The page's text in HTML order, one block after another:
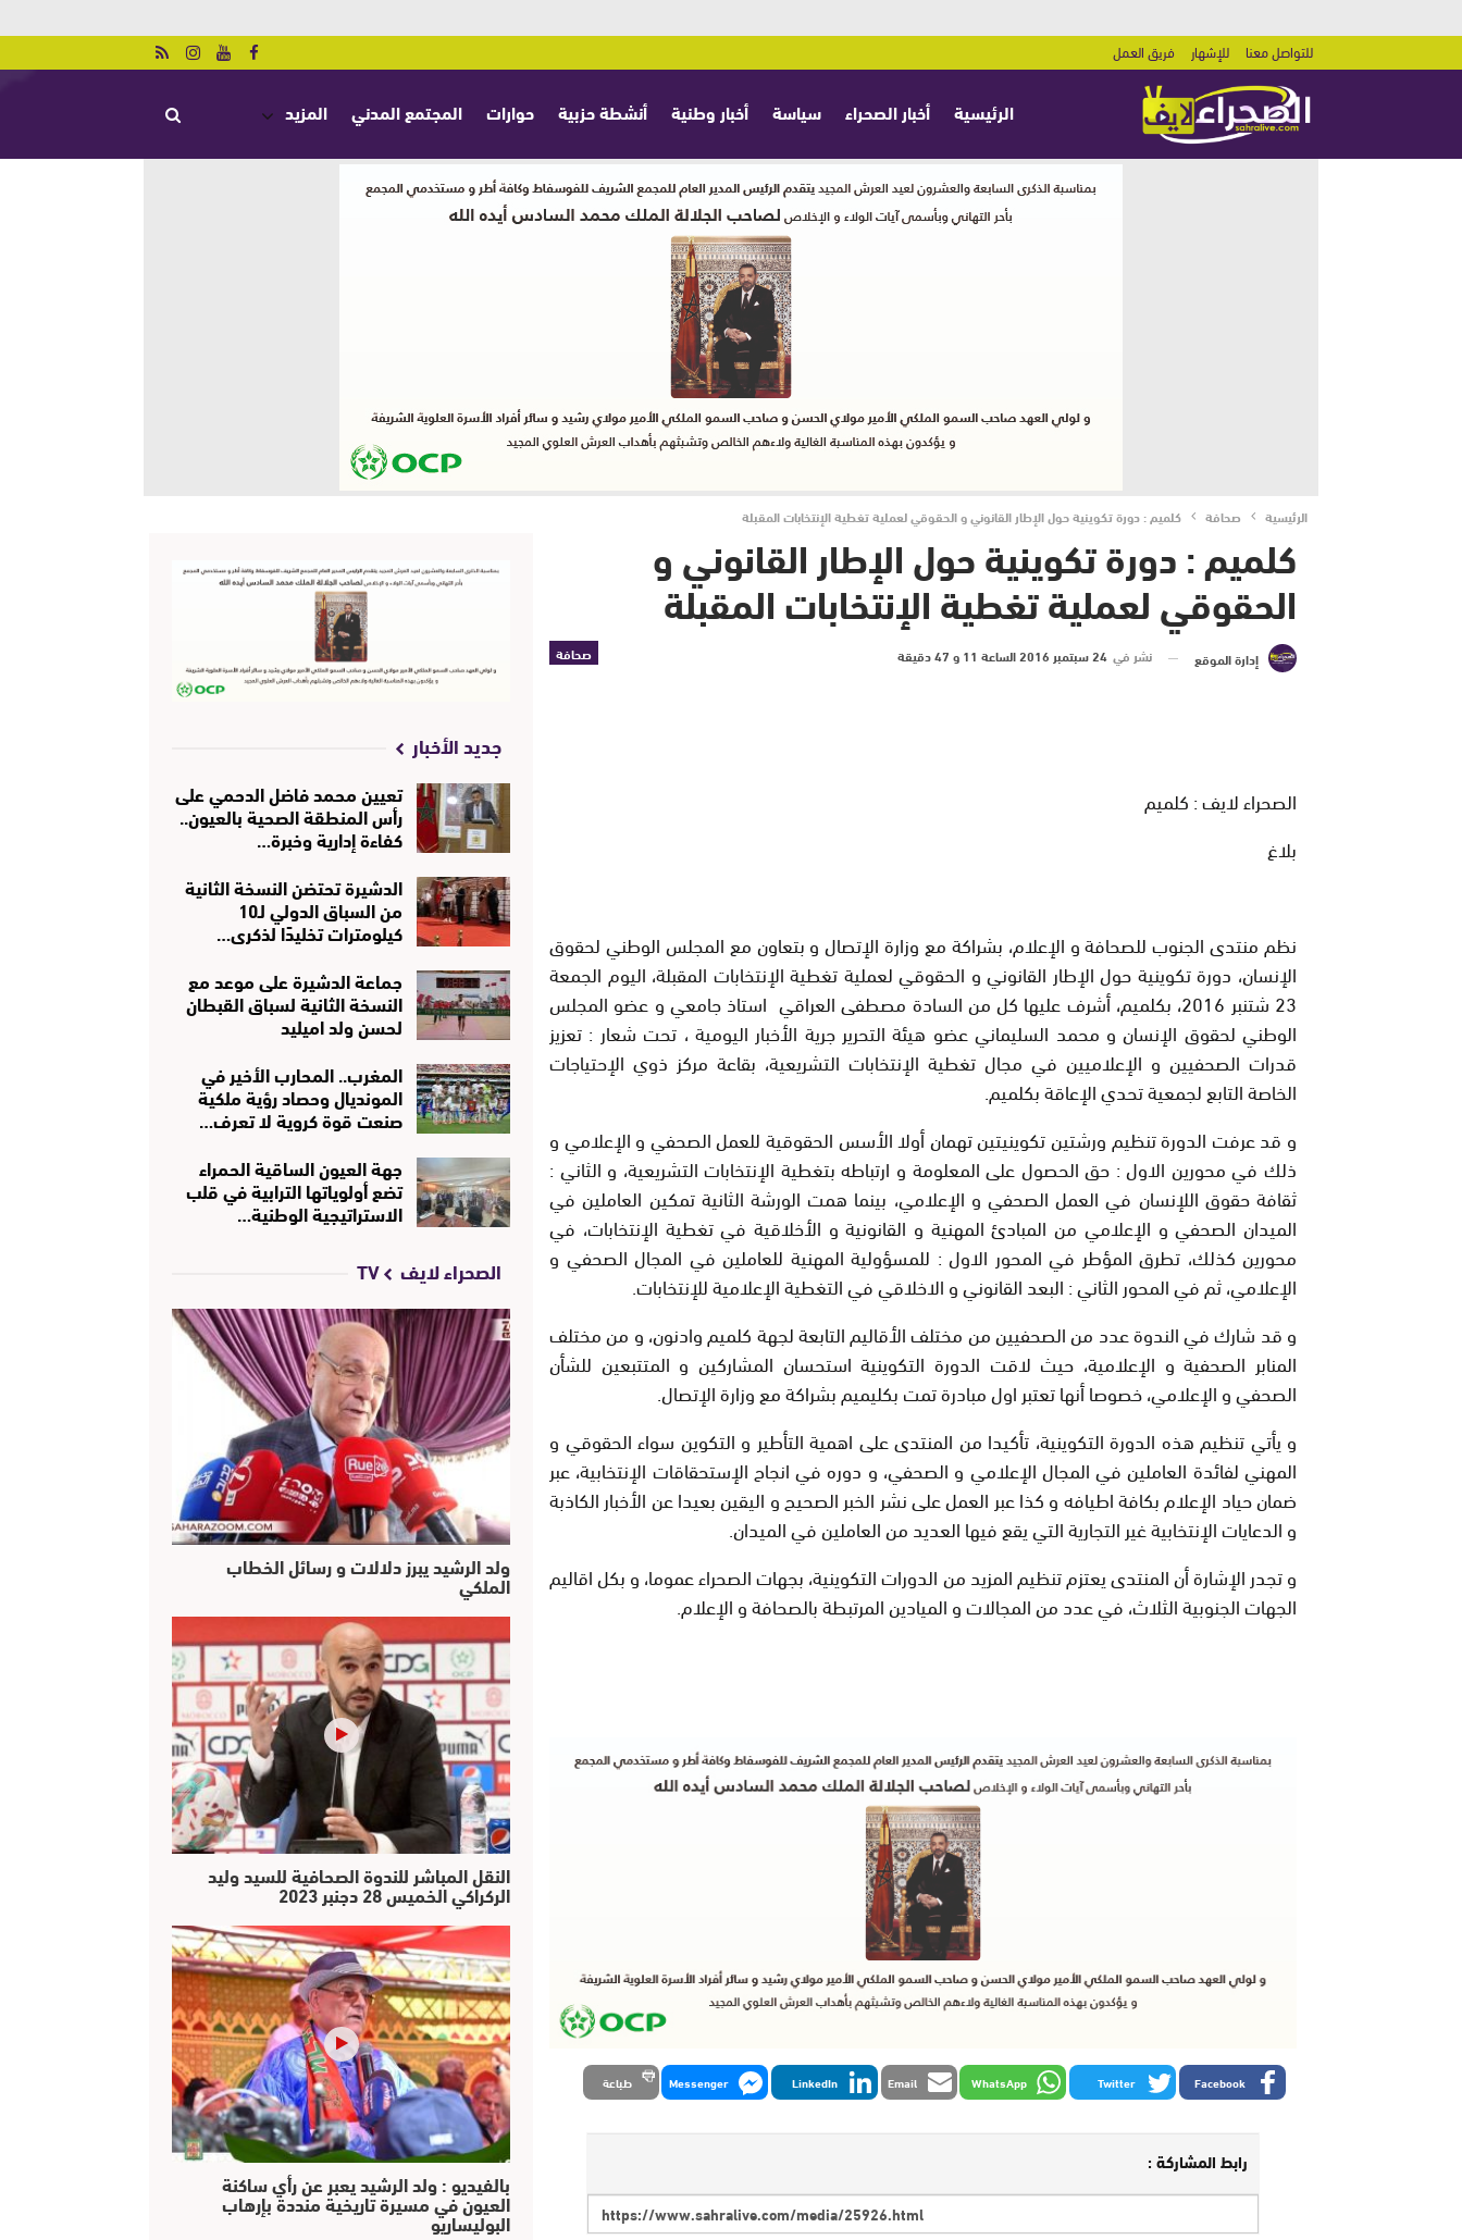
للتواصل معنا للإشهار فريق العمل
الرئيسية أخبار الصحراء سياسة أخبار وطنية أنشطة حزبية حوارات المجتمع المدني المزيد
الرئيسية صحافة كلميم : دورة تكوينية حول الإطار القانوني و الحقوقي لعملية تغطية الإنتخابات المقبلة
كلميم : دورة تكوينية حول الإطار القانوني و
الحقوقي لعملية تغطية الإنتخابات المقبلة
صحافة إدارة الموقع نشر في 24 سبتمبر 2016 الساعة 11 و 47 دقيقة
الصحراء لايف : كلميم
بلاغ
نظم منتدى الجنوب للصحافة و الإعلام، بشراكة مع وزارة الإتصال و بتعاون مع المجلس الوطني لحقوق
الإنسان، دورة تكوينية حول الإطار القانوني و الحقوقي لعملية تغطية الإنتخابات المقبلة، اليوم الجمعة
23 شتنبر 2016، بكلميم، أشرف عليها كل من السادة مصطفى العراقي استاذ جامعي و عضو المجلس
الوطني لحقوق الإنسان و محمد السليماني عضو هيئة التحرير جرية الأخبار اليومية ، تحت شعار : تعزيز
قدرات الصحفيين و الإعلاميين في مجال تغطية الإنتخابات التشريعية، بقاعة مركز ذوي الإحتياجات
الخاصة التابع لجمعية تحدي الإعاقة بكلميم.
و قد عرفت الدورة تنظيم ورشتين تكوينيتين تهمان أولا الأسس الحقوقية للعمل الصحفي و الإعلامي و
ذلك في محورين الاول : حق الحصول على المعلومة و ارتباطه بتغطية الإنتخابات التشريعية، و الثاني :
ثقافة حقوق اللإنسان في العمل الصحفي و الإعلامي، بينما همت الورشة الثانية تمكين العاملين في
الميدان الصحفي و الإعلامي من المبادئ المهنية و القانونية و الأخلاقية في تغطية الإنتخابات، في
محورين كذلك، تطرق المؤطر في المحور الاول : للمسؤولية المهنية للعاملين في المجال الصحفي و
الإعلامي، ثم في المحور الثاني : البعد القانوني و الاخلاقي في التغطية الإعلامية للإنتخابات.
و قد شارك في الندوة عدد من الصحفيين من مختلف الأقاليم التابعة لجهة كلميم وادنون، و من مختلف
المنابر الصحفية و الإعلامية، حيث لاقت الدورة التكوينية استحسان المشاركين و المتتبعين للشأن
الصحفي و الإعلامي، خصوصا أنها تعتبر اول مبادرة تمت بكليميم بشراكة مع وزارة الإتصال.
و يأتي تنظيم هذه الدورة التكوينية، تأكيدا من المنتدى على اهمية التأطير و التكوين سواء الحقوقي و
المهني لفائدة العاملين في المجال الإعلامي و الصحفي، و دوره في انجاح الإستحقاقات الإنتخابية، عبر
ضمان حياد الإعلام بكافة اطيافه و كذا عبر العمل على نشر الخبر الصحيح و اليقين بعيدا عن الأخبار الكاذبة
و الدعايات الإنتخابية غير التجارية التي يقع فيها العديد من العاملين في الميدان.
و تجدر الإشارة أن المنتدى يعتزم تنظيم المزيد من الدورات التكوينية، بجهات الصحراء عموما، و بكل اقاليم
الجهات الجنوبية الثلاث، في عدد من المجالات و الميادين المرتبطة بالصحافة و الإعلام.
Facebook
Twitter
WhatsApp
Email
LinkedIn
Messenger طباعة
رابط المشاركة :
جديد الأخبار
تعيين محمد فاضل الدحمي على
رأس المنطقة الصحية بالعيون..
كفاءة إدارية وخبرة…
الدشيرة تحتضن النسخة الثانية
من السباق الدولي لـ10
كيلومترات تخليدًا لذكرى…
جماعة الدشيرة على موعد مع
النسخة الثانية لسباق القبطان
لحسن ولد اميليد
المغرب.. المحارب الأخير في
المونديال وحصاد رؤية ملكية
صنعت قوة كروية لا تعرف…
جهة العيون الساقية الحمراء
تضع أولوياتها الترابية في قلب
الاستراتيجية الوطنية…
الصحراء لايف TV
ولد الرشيد يبرز دلالات و رسائل الخطاب
الملكي
النقل المباشر للندوة الصحافية للسيد وليد
الركراكي الخميس 28 دجنبر 2023
بالفيديو : ولد الرشيد يعبر عن رأي ساكنة
العيون في مسيرة تاريخية منددة بإرهاب
البوليساريو